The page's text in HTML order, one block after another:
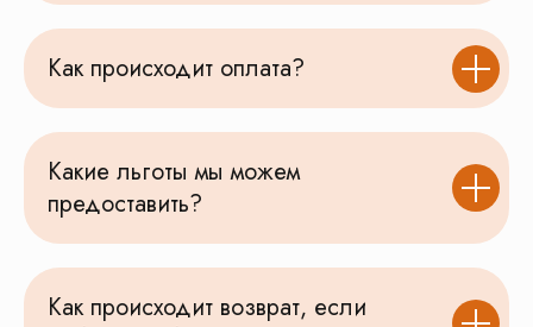
Как происходит оплата?
Какие льготы мы можем
предоставить?
Как происходит возврат, если